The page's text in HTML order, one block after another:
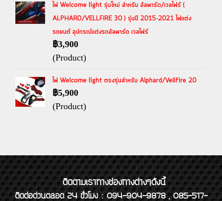
ไฟ Welcome light รุ่นใหม่ สำหรับ อัลพาร์ด/เวลไฟร์ (
ALPHARD/VELLFIRE 30 ) รุ่นปี 2015-2021 ไฟแต่ง
รถยนต์ อุปกรณ์แต่งรถอัลพาร์ด เวลไฟร์
฿3,900
(Product)
ไฟ Welcome light ตรงรุ่นสำหรับ Alphard/Vellfire 20
฿5,900
(Product)
ติดตามเราทางช่องทางต่างๆดังนี้
ติดต่อด่วนตลอด 24 ชั่วโมง : 094-904-9878 , 085-517-